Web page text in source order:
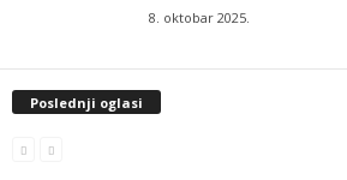
8. oktobar 2025.
Poslednji oglasi